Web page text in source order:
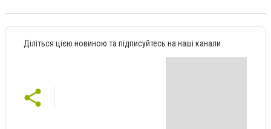
Діліться цією новиною та підписуйтесь на наші канали